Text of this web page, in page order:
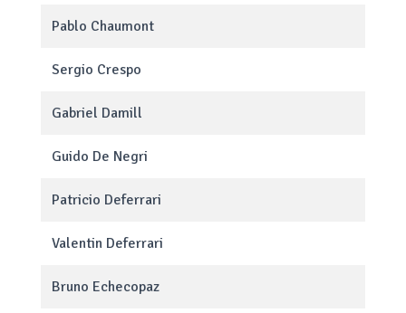
Pablo Chaumont
Sergio Crespo
Gabriel Damill
Guido De Negri
Patricio Deferrari
Valentin Deferrari
Bruno Echecopaz